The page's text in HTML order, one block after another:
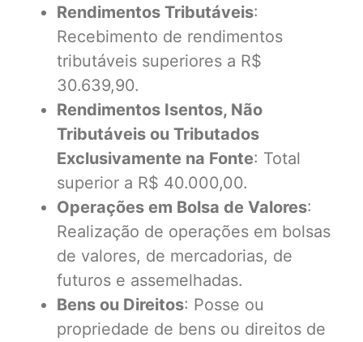
Rendimentos Tributáveis:
Recebimento de rendimentos
tributáveis superiores a R$
30.639,90.
Rendimentos Isentos, Não
Tributáveis ou Tributados
Exclusivamente na Fonte: Total
superior a R$ 40.000,00.
Operações em Bolsa de Valores:
Realização de operações em bolsas
de valores, de mercadorias, de
futuros e assemelhadas.
Bens ou Direitos: Posse ou
propriedade de bens ou direitos de